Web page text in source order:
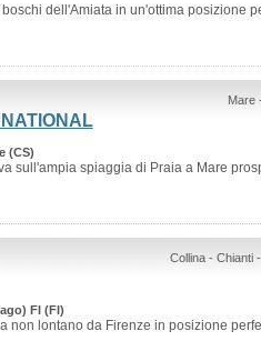
dell'Amiata in un'ottima posizione
Mare
(CS)
sull'ampia spiaggia di Praia a Mare
Collina - Chianti
FI (FI)
non lontano da Firenze in posizione